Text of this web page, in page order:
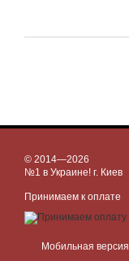
© 2014—2026
№1 в Украине! г. Киев
Принимаем к оплате
Мобильная версия